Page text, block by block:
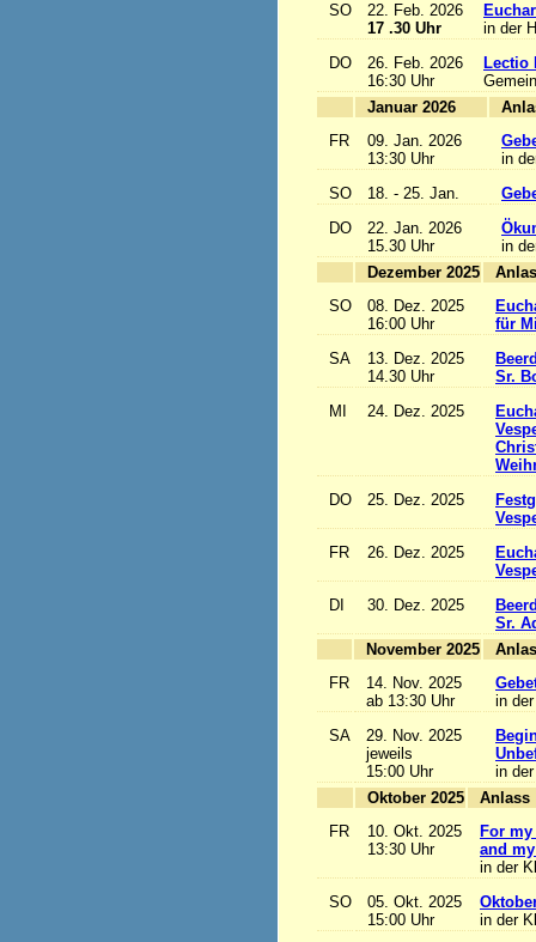
SO
22. Feb. 2026
17 .30 Uhr
in der
DO
26. Feb. 2026
16:30 Uhr
Lectio
Januar 2026
FR
09. Jan. 2026
13:30 Uhr
in
SO
18. - 25. Jan.
DO
22. Jan. 2026
15.30 Uhr
in
Dezember 2025
SO
08. Dez. 2025
16:00 Uhr
für
SA
13. Dez. 2025
14.30 Uhr
Sr.
MI
24. Dez. 2025
DO
25. Dez. 2025
FR
26. Dez. 2025
DI
30. Dez. 2025
Sr.
November 2025
FR
14. Nov. 2025
ab 13:30 Uhr
in
SA
29. Nov. 2025
jeweils
15:00 Uhr
in
Oktober 2025
FR
10. Okt. 2025
13:30 Uhr
For
and
in der
SO
05. Okt. 2025
15:00 Uhr
in der